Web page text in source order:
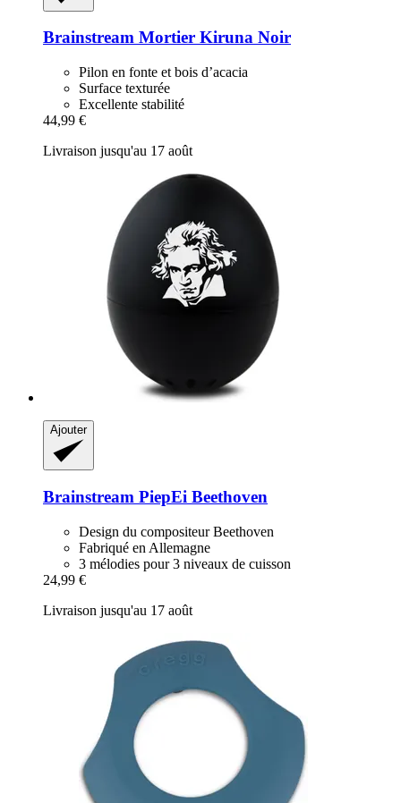
Brainstream Mortier Kiruna Noir
Pilon en fonte et bois d’acacia
Surface texturée
Excellente stabilité
44,99 €
Livraison jusqu'au 17 août
Ajouter
Brainstream PiepEi Beethoven
Design du compositeur Beethoven
Fabriqué en Allemagne
3 mélodies pour 3 niveaux de cuisson
24,99 €
Livraison jusqu'au 17 août